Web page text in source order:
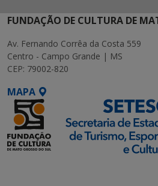
FUNDAÇÃO DE CULTURA DE
Av. Fernando Corrêa da Costa 559
Centro - Campo Grande | MS
CEP: 79002-820
MAPA